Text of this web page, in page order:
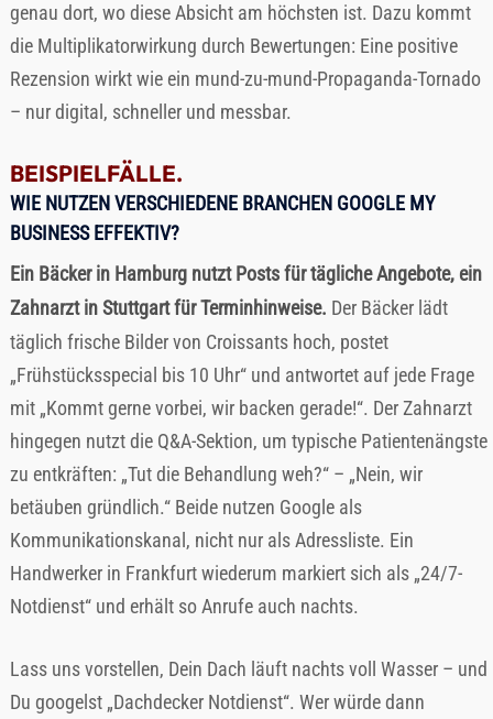
genau dort, wo diese Absicht am höchsten ist. Dazu kommt
die Multiplikatorwirkung durch Bewertungen: Eine positive
Rezension wirkt wie ein mund-zu-mund-Propaganda-Tornado
– nur digital, schneller und messbar.
BEISPIELFÄLLE.
WIE NUTZEN VERSCHIEDENE BRANCHEN GOOGLE MY
BUSINESS EFFEKTIV?
Ein Bäcker in Hamburg nutzt Posts für tägliche Angebote, ein
Zahnarzt in Stuttgart für Terminhinweise. Der Bäcker lädt
täglich frische Bilder von Croissants hoch, postet
„Frühstücksspecial bis 10 Uhr“ und antwortet auf jede Frage
mit „Kommt gerne vorbei, wir backen gerade!“. Der Zahnarzt
hingegen nutzt die Q&A-Sektion, um typische Patientenängste
zu entkräften: „Tut die Behandlung weh?“ – „Nein, wir
betäuben gründlich.“ Beide nutzen Google als
Kommunikationskanal, nicht nur als Adressliste. Ein
Handwerker in Frankfurt wiederum markiert sich als „24/7-
Notdienst“ und erhält so Anrufe auch nachts.
Lass uns vorstellen, Dein Dach läuft nachts voll Wasser – und
Du googelst „Dachdecker Notdienst“. Wer würde dann